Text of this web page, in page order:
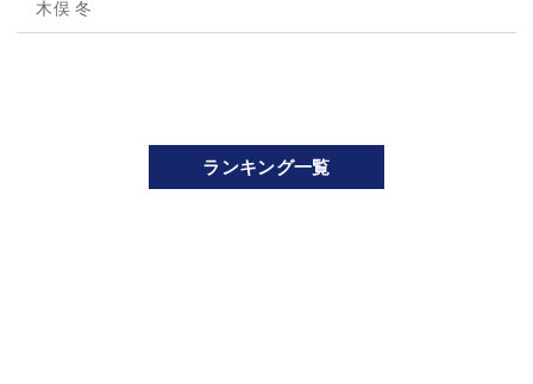
木俣 冬
ランキング一覧